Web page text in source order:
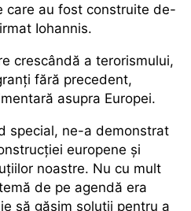
care au fost construite de-
Iohannis.
crescândă a terorismului,
fără precedent,
asupra Europei.
special, ne-a demonstrat
europene și
noastre. Nu cu mult
de pe agendă era
să găsim soluții pentru a